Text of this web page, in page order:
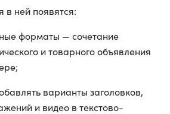
ней появятся:
форматы — сочетание
и товарного объявления
варианты заголовков,
и видео в текстово-